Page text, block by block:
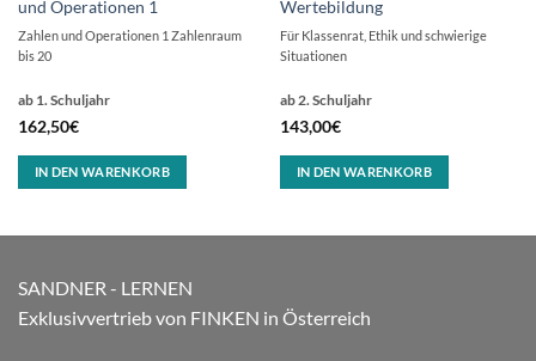
und Operationen 1
ab 1. Schuljahr
162,50€
Zahlen und Operationen 1 Zahlenraum
bis 20
IN DEN WARENKORB
Wertebildung
ab 2. Schuljahr
143,00€
Für Klassenrat, Ethik und schwierige
Situationen
IN DEN WARENKORB
SANDNER - LERNEN
Exklusivvertrieb von FINKEN in Österreich